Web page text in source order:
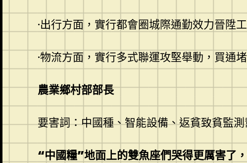
·出行方面，實行都會圈城際通勤效力晉陞
·物流方面，實行多式聯運攻堅舉動，買通
農業鄉村部部長
要害詞：中國種、智能設備、返貧致貧監
“中國糧”地面上的雙魚座們哭得更厲害了